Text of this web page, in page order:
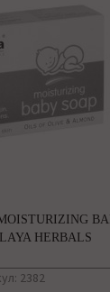
HERBALS
2382